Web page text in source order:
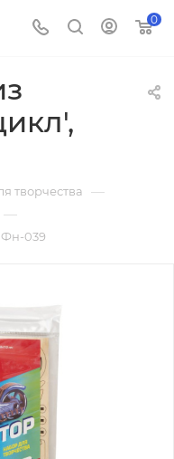
0
творчества —
—
Фн-039